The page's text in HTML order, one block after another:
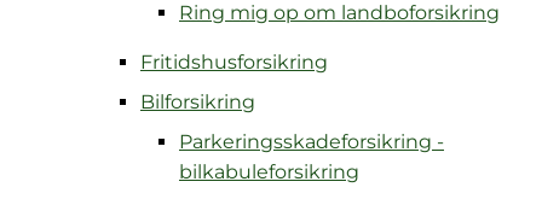
Ring mig op om landboforsikring
Fritidshusforsikring
Bilforsikring
Parkeringsskadeforsikring -
bilkabuleforsikring